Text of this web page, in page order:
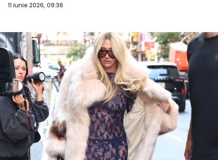
11 iunie 2026, 09:36